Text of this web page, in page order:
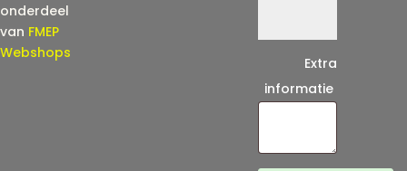
onderdeel
van FMEP
Webshops
l
Extra
informatie